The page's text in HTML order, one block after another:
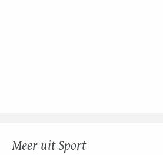
Meer uit Sport